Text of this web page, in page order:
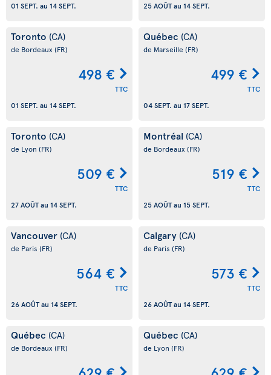
01 SEPT. au 14 SEPT.
25 AOÛTau 14 SEPT.
Toronto (CA)
de Bordeaux (FR)
498 €
TTC
01 SEPT. au 14 SEPT.
Québec (CA)
de Marseille (FR)
499 €
TTC
04 SEPT. au 17 SEPT.
Toronto (CA)
de Lyon (FR)
509 €
TTC
27 AOÛTau 14 SEPT.
Montréal (CA)
de Bordeaux (FR)
519 €
TTC
25 AOÛTau 15 SEPT.
Vancouver (CA)
de Paris (FR)
564 €
TTC
26 AOÛTau 14 SEPT.
Calgary (CA)
de Paris (FR)
573 €
TTC
26 AOÛTau 14 SEPT.
Québec (CA)
de Bordeaux (FR)
Québec (CA)
de Lyon (FR)